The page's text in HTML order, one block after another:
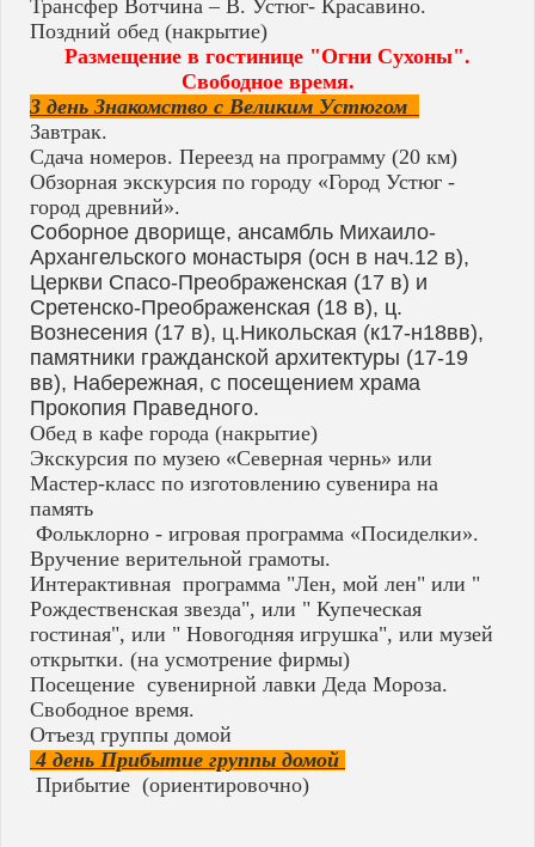
Трансфер Вотчина – В. Устюг- Красавино.
Поздний обед (накрытие)
Размещение в гостинице "Огни Сухоны".
Свободное время.
3 день Знакомство с Великим Устюгом
Завтрак.
Сдача номеров. Переезд на программу (20 км)
Обзорная экскурсия по городу «Город Устюг -
город древний».
Соборное дворище, ансамбль Михаило-
Архангельского монастыря (осн в нач.12 в),
Церкви Спасо-Преображенская (17 в) и
Сретенско-Преображенская (18 в), ц.
Вознесения (17 в), ц.Никольская (к17-н18вв),
памятники гражданской архитектуры (17-19
вв), Набережная, с посещением храма
Прокопия Праведного.
Обед в кафе города (накрытие)
Экскурсия по музею «Северная чернь» или
Мастер-класс по изготовлению сувенира на
память
Фольклорно - игровая программа «Посиделки».
Вручение верительной грамоты.
Интерактивная программа "Лен, мой лен" или "
Рождественская звезда", или " Купеческая
гостиная", или " Новогодняя игрушка", или музей
открытки. (на усмотрение фирмы)
Посещение сувенирной лавки Деда Мороза.
Свободное время.
Отъезд группы домой
4 день Прибытие группы домой
Прибытие (ориентировочно)